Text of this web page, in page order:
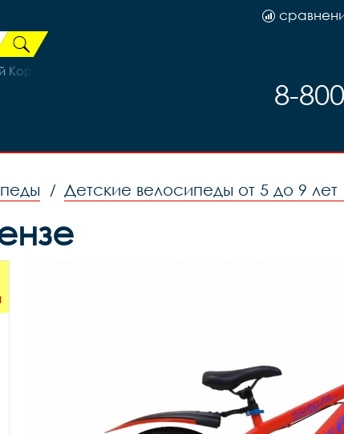
19р (на рост 171-182)
8-
/ Детские велосипеды от 5 до 9 лет